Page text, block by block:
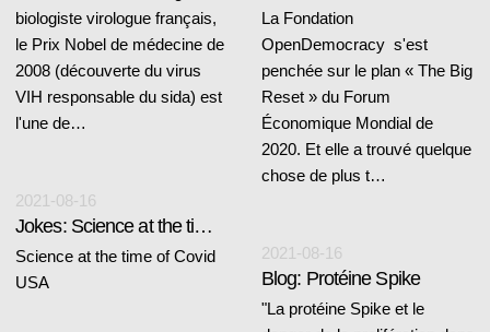
biologiste virologue français,
le Prix Nobel de médecine de
2008 (découverte du virus
VIH responsable du sida) est
l'une de…
La Fondation
OpenDemocracy s'est
penchée sur le plan « The Big
Reset » du Forum
Économique Mondial de
2020. Et elle a trouvé quelque
chose de plus t…
2021-08-16
Jokes: Science at the time of Covid
Science at the time of Covid
USA
2021-08-16
Blog: Protéine Spike
"La protéine Spike et le